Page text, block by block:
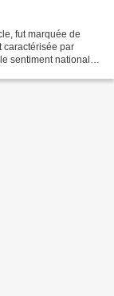
fut marquée de
caractérisée par
sentiment national et